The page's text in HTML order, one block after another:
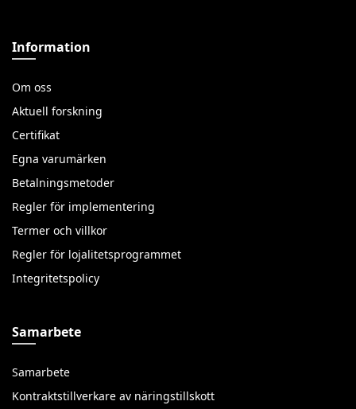
Information
Om oss
Aktuell forskning
Certifikat
Egna varumärken
Betalningsmetoder
Regler för implementering
Termer och villkor
Regler för lojalitetsprogrammet
Integritetspolicy
Samarbete
Samarbete
Kontraktstillverkare av näringstillskott